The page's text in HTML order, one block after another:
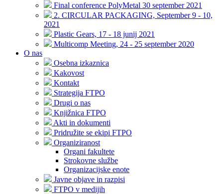
Final conference PolyMetal 30 september 2021
2. CIRCULAR PACKAGING, September 9 - 10,
2021
Plastic Gears, 17 - 18 junij 2021
Multicomp Meeting, 24 - 25 september 2020
O nas
Osebna izkaznica
Kakovost
Kontakt
Strategija FTPO
Drugi o nas
Knjižnica FTPO
Akti in dokumenti
Pridružite se ekipi FTPO
Organiziranost
Organi fakultete
Strokovne službe
Organizacijske enote
Javne objave in razpisi
FTPO v medijih